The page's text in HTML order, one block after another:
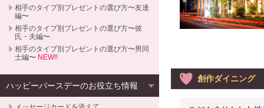
創作ダイニング
相手のタイプ別プレゼントの選び方〜友達
編〜
相手のタイプ別プレゼントの選び方〜彼
氏・夫編〜
相手のタイプ別プレゼントの選び方〜男同
士編〜 NEW!!
ハッピーバースデーのお役立ち情報